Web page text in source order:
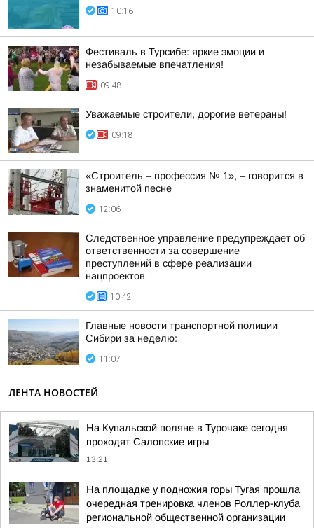
10:16
Фестиваль в Турсибе: яркие эмоции и
незабываемые впечатления!
09:48
Уважаемые строители, дорогие ветераны!
09:18
«Строитель – профессия № 1», – говорится в
знаменитой песне
12:06
Следственное управление предупреждает об
ответственности за совершение
преступлений в сфере реализации
нацпроектов
10:42
Главные новости транспортной полиции
Сибири за неделю:
11:07
ЛЕНТА НОВОСТЕЙ
На Купальской поляне в Турочаке сегодня
проходят Салопские игры
13:21
На площадке у подножия горы Тугая прошла
очередная тренировка членов Роллер-клуба
региональной общественной организации